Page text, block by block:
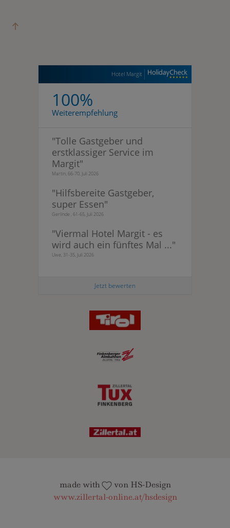
Hotel Margit
100%
Weiterempfehlung
"Tolle Gastgeber und
erstklassiger Service im
Margit"
Martin, 66-70, Juli 2026
"Hilfsbereite Gastgeber,
super Essen"
Gerlinde , 61-65, Juli 2026
"Viermal Hotel Margit - es
wird auch ein fünftes Mal ..."
Uwe, 31-35, Juli 2026
Jetzt bewerten
made with
von HS-Design
www.zillertal-online.at/hsdesign